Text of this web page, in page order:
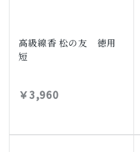
高級線香 松の友 徳用
短
￥3,960